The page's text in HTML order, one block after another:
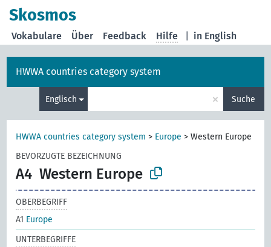
Skosmos
in English
Vokabulare Über Feedback Hilfe
HWWA countries category system
Englisch × Suche
HWWA countries category system > Europe >Western Europe
BEVORZUGTE BEZEICHNUNG
A4 Western Europe
OBERBEGRIFF
A1 Europe
UNTERBEGRIFFE